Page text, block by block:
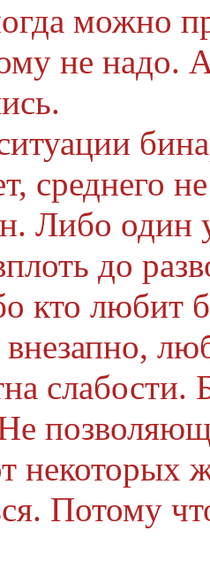
можно
не надо.
среднего
Либо один
до
кто любит
некоторых
Потому